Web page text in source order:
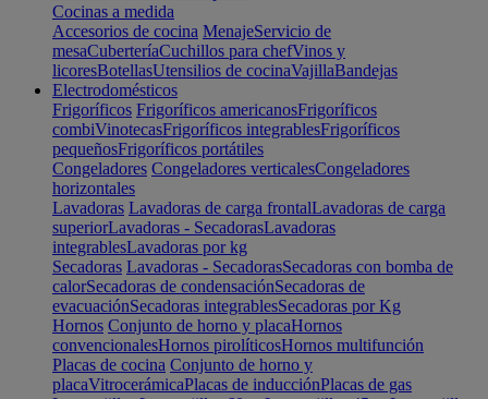
Cocinas a medida
Accesorios de cocina MenajeServicio de
mesaCuberteríaCuchillos para chefVinos y
licoresBotellasUtensilios de cocinaVajillaBandejas
Electrodomésticos
Frigoríficos Frigoríficos americanosFrigoríficos
combiVinotecasFrigoríficos integrablesFrigoríficos
pequeñosFrigoríficos portátiles
Congeladores Congeladores verticalesCongeladores
horizontales
Lavadoras Lavadoras de carga frontalLavadoras de carga
superiorLavadoras - SecadorasLavadoras
integrablesLavadoras por kg
Secadoras Lavadoras - SecadorasSecadoras con bomba de
calorSecadoras de condensaciónSecadoras de
evacuaciónSecadoras integrablesSecadoras por Kg
Hornos Conjunto de horno y placaHornos
convencionalesHornos pirolíticosHornos multifunción
Placas de cocina Conjunto de horno y
placaVitrocerámicaPlacas de inducciónPlacas de gas